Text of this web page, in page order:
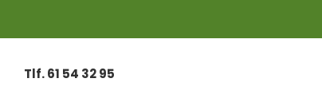
Tlf. 61 54 32 95